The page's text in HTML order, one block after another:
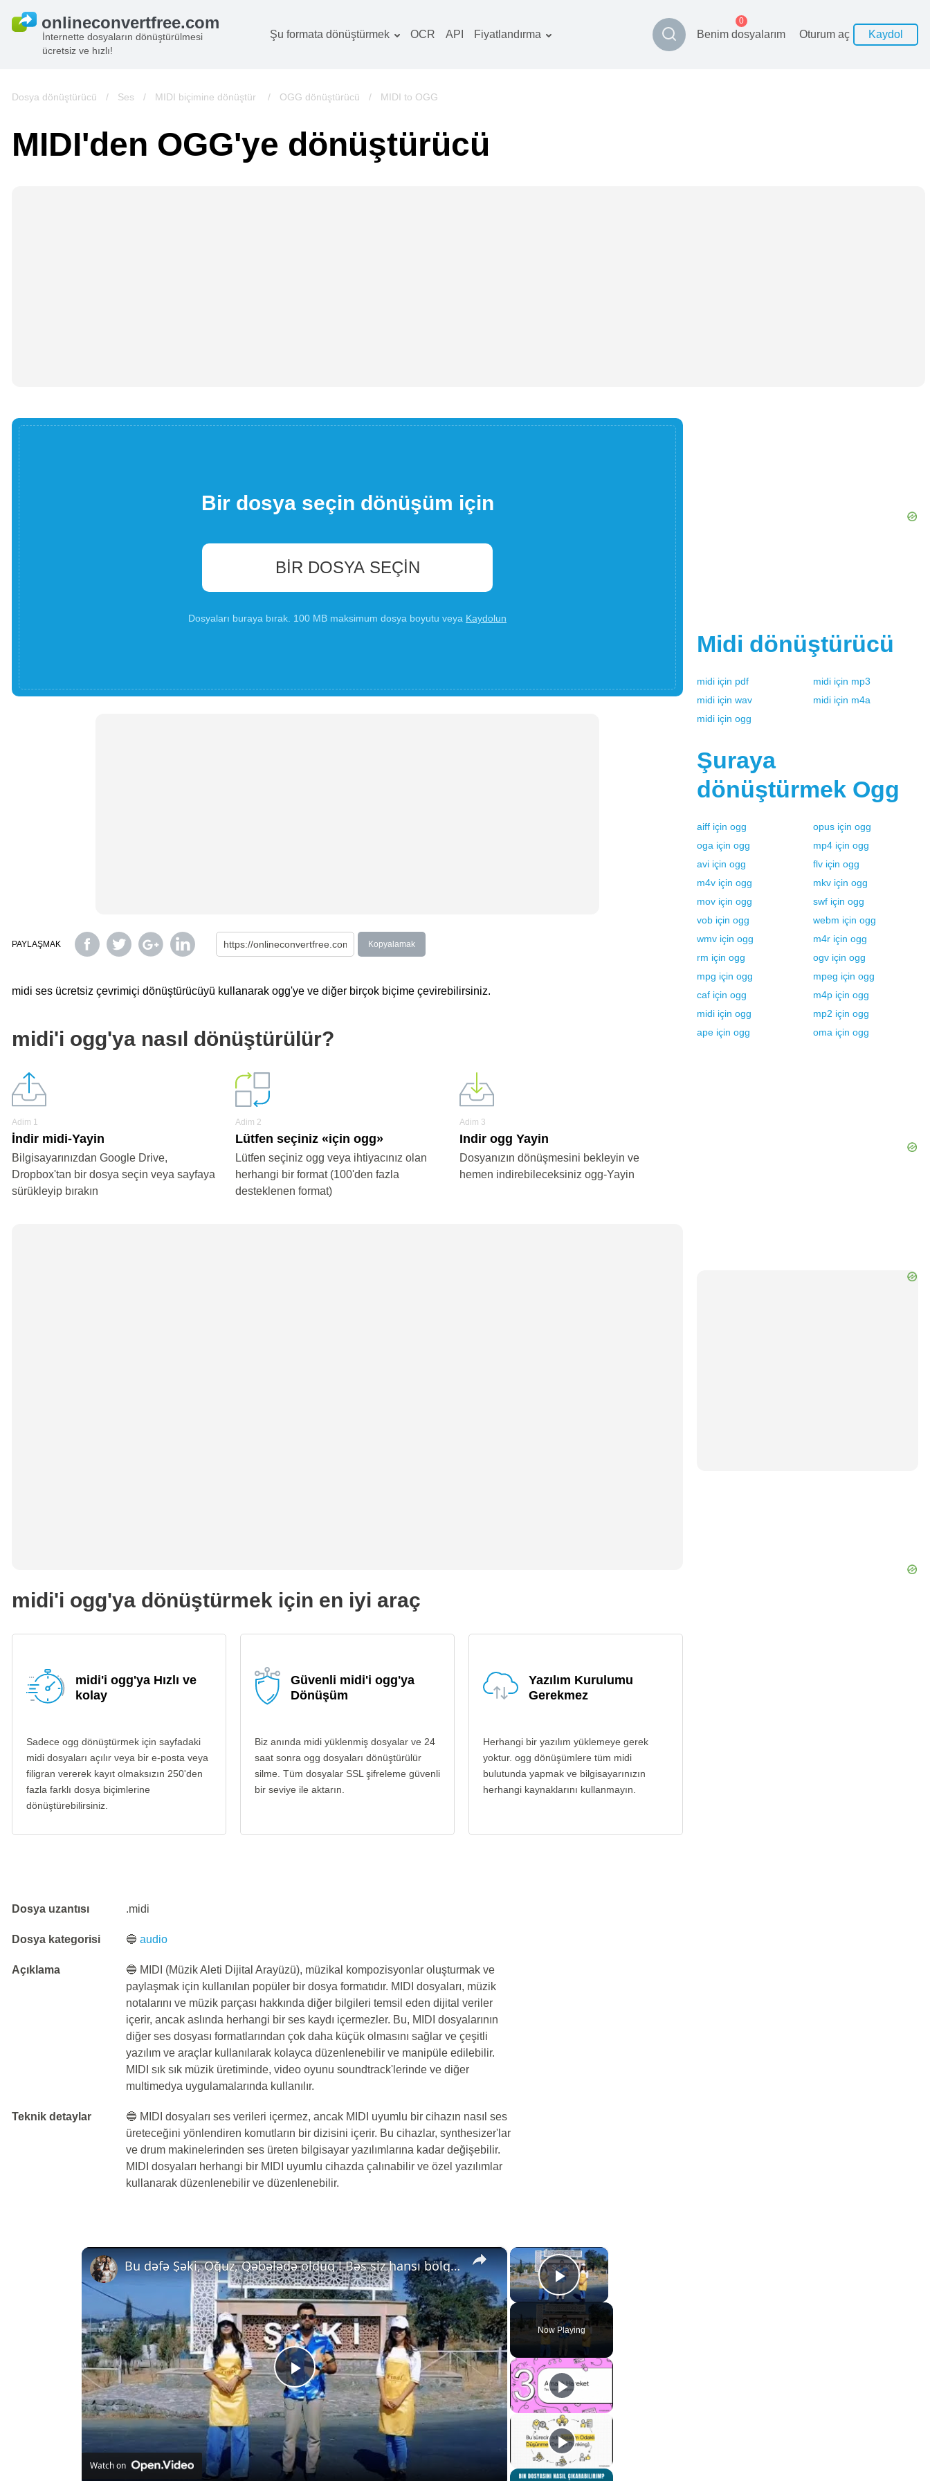
İnternette dosyaların dönüştürülmesi
ücretsiz ve hızlı!
Şu formata dönüştürmek
Görüntüler dönüştürücü
Books dönüştürücü
OCR API Fiyatlandırma Benim dosyalarım
0
Oturum aç Kaydol
Dosya dönüştürücü / Ses / MIDI biçimine dönüştür / OGG dönüştürücü / MIDI to OGG
MIDI'den OGG'ye dönüştürücü
Bir dosya seçin dönüşüm için
BIR DOSYA SEÇIN
Dosyaları buraya bırak. 100 MB maksimum dosya boyutu veya Kaydolun
PAYLAŞMAK Kopyalamak
midi ses ücretsiz çevrimiçi dönüştürücüyü kullanarak ogg'ye ve diğer birçok biçime çevirebilirsiniz.
midi'i ogg'ya nasıl dönüştürülür?
Adim 1
İndir midi-Yayin
Bilgisayarınızdan Google Drive,
Dropbox'tan bir dosya seçin veya sayfaya
sürükleyip bırakın
Adim 2
Lütfen seçiniz «için ogg»
Lütfen seçiniz ogg veya ihtiyacınız olan
herhangi bir format (100'den fazla
desteklenen format)
Adim 3
Indir ogg Yayin
Dosyanızın dönüşmesini bekleyin ve
hemen indirebileceksiniz ogg-Yayin
midi'i ogg'ya dönüştürmek için en iyi araç
midi'i ogg'ya Hızlı ve
kolay
Sadece ogg dönüştürmek için sayfadaki
midi dosyaları açılır veya bir e-posta veya
filigran vererek kayıt olmaksızın 250'den
fazla farklı dosya biçimlerine
dönüştürebilirsiniz.
Güvenli midi'i ogg'ya
Dönüşüm
Biz anında midi yüklenmiş dosyalar ve 24
saat sonra ogg dosyaları dönüştürülür
silme. Tüm dosyalar SSL şifreleme güvenli
bir seviye ile aktarın.
Yazılım Kurulumu
Gerekmez
Herhangi bir yazılım yüklemeye gerek
yoktur. ogg dönüşümlere tüm midi
bulutunda yapmak ve bilgisayarınızın
herhangi kaynaklarını kullanmayın.
Dosya uzantısı .midi
Dosya kategorisi 🔵audio
Açıklama
🔵 MIDI (Müzik Aleti Dijital Arayüzü), müzikal kompozisyonlar oluşturmak ve
paylaşmak için kullanılan popüler bir dosya formatıdır. MIDI dosyaları, müzik
notalarını ve müzik parçası hakkında diğer bilgileri temsil eden dijital veriler
içerir, ancak aslında herhangi bir ses kaydı içermezler. Bu, MIDI dosyalarının
diğer ses dosyası formatlarından çok daha küçük olmasını sağlar ve çeşitli
yazılım ve araçlar kullanılarak kolayca düzenlenebilir ve manipüle edilebilir.
MIDI sık ​​sık müzik üretiminde, video oyunu soundtrack'lerinde ve diğer
multimedya uygulamalarında kullanılır.
Teknik detaylar
🔵 MIDI dosyaları ses verileri içermez, ancak MIDI uyumlu bir cihazın nasıl ses
üreteceğini yönlendiren komutların bir dizisini içerir. Bu cihazlar, synthesizer'lar
ve drum makinelerinden ses üreten bilgisayar yazılımlarına kadar değişebilir.
MIDI dosyaları herhangi bir MIDI uyumlu cihazda çalınabilir ve özel yazılımlar
kullanarak düzenlenebilir ve düzenlenebilir.
×
Play Video
Now Playing
×
Play
Video
Bu dəfə Şəki, Oğuz, Qəbələdə olduq ! Bəs siz hansı bölgəmizdənsiniz ? .
Watch on
Midi dönüştürücü
midi için pdf midi için mp3
midi için wav midi için m4a
midi için ogg
Şuraya
dönüştürmek Ogg
aiff için ogg opus için ogg
oga için ogg mp4 için ogg
avi için ogg flv için ogg
m4v için ogg mkv için ogg
mov için ogg swf için ogg
vob için ogg webm için ogg
wmv için ogg m4r için ogg
rm için ogg ogv için ogg
mpg için ogg mpeg için ogg
caf için ogg m4p için ogg
midi için ogg mp2 için ogg
ape için ogg oma için ogg